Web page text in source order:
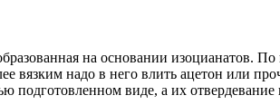
на основании изоцианатов.
вязким надо в него влить ацетон или
виде, а их